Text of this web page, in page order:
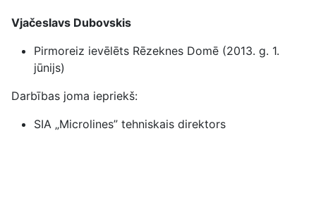
Vjačeslavs Dubovskis
Pirmoreiz ievēlēts Rēzeknes Domē (2013. g. 1.
jūnijs)
Darbības joma iepriekš:
SIA „Microlines” tehniskais direktors